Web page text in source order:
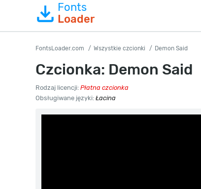
Fonts
Loader
FontsLoader.com Wszystkie czcionki Demon Said
Czcionka: Demon Said
Rodzaj licencji: Płatna czcionka
Obsługiwane języki: Łacina